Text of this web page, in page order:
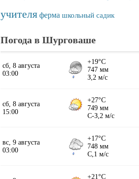
учителяферма школьный садик
Погода в Шурговаше